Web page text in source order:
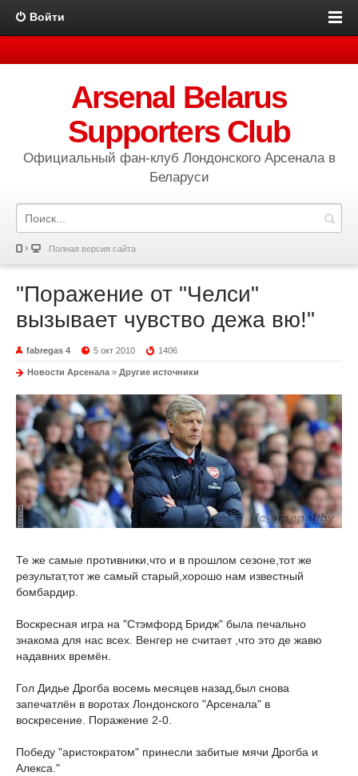
Войти
Arsenal Belarus
Supporters Club
Официальный фан-клуб Лондонского Арсенала в
Беларуси
Полная версия сайта
"Поражение от "Челси"
вызывает чувство дежа вю!"
fabregas 4 5 окт 2010 1406
Новости Арсенала » Другие источники
Те же самые противники,что и в прошлом сезоне,тот же
результат,тот же самый старый,хорошо нам известный
бомбардир.
Воскресная игра на "Стэмфорд Бридж" была печально
знакома для нас всех. Венгер не считает ,что это де жавю
надавних времён.
Гол Дидье Дрогба восемь месяцев назад,был снова
запечатлён в воротах Лондонского "Арсенала" в
воскресение. Поражение 2-0.
Победу "аристократом" принесли забитые мячи Дрогба и
Алекса."